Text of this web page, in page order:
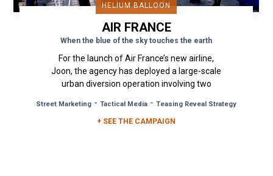
HELIUM BALLOON
AIR FRANCE
When the blue of the sky touches the earth
For the launch of Air France’s new airline,
Joon, the agency has deployed a large-scale
urban diversion operation involving two
Street Marketing - Tactical Media - Teasing Reveal Strategy
+ SEE THE CAMPAIGN